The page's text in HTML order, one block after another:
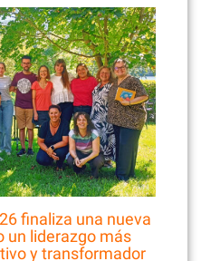
finaliza una nueva
un liderazgo más
y transformador